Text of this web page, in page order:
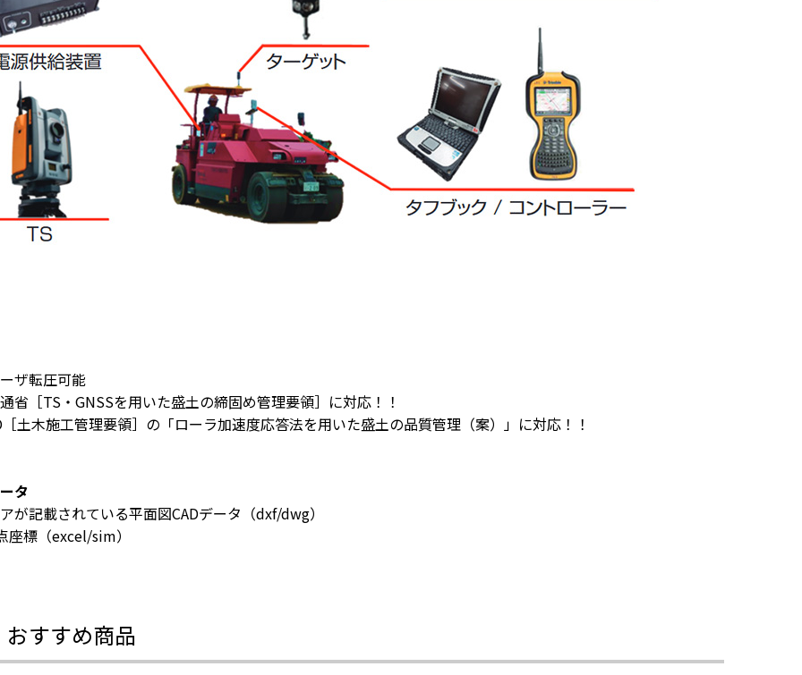
ザ転圧可能
省［TS・GNSSを用いた盛土の締固め管理要領］に対応！！
［土木施工管理要領］の「ローラ加速度応答法を用いた盛土の品質管理（案）」に対応！！
タ
が記載されている平面図CADデータ（dxf/dwg）
標（excel/sim）
すすめ商品